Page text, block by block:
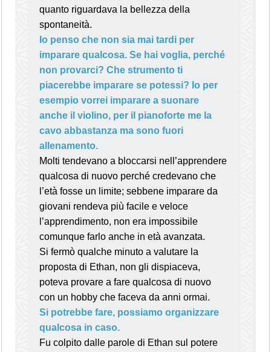
quanto riguardava la bellezza della
spontaneità.
Io penso che non sia mai tardi per
imparare qualcosa. Se hai voglia, perché
non provarci? Che strumento ti
piacerebbe imparare se potessi? Io per
esempio vorrei imparare a suonare
anche il violino, per il pianoforte me la
cavo abbastanza ma sono fuori
allenamento.
Molti tendevano a bloccarsi nell’apprendere
qualcosa di nuovo perché credevano che
l’età fosse un limite; sebbene imparare da
giovani rendeva più facile e veloce
l’apprendimento, non era impossibile
comunque farlo anche in età avanzata.
Si fermò qualche minuto a valutare la
proposta di Ethan, non gli dispiaceva,
poteva provare a fare qualcosa di nuovo
con un hobby che faceva da anni ormai.
Si potrebbe fare, possiamo organizzare
qualcosa in caso.
Fu colpito dalle parole di Ethan sul potere